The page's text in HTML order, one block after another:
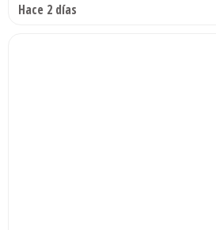
Hace 2 días